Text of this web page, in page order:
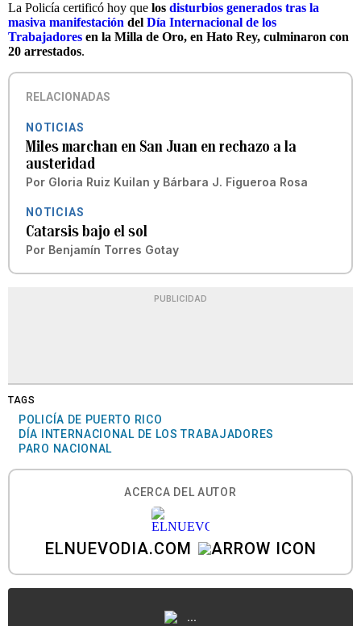
La Policía certificó hoy que los disturbios generados tras la
masiva manifestación del Día Internacional de los
Trabajadores en la Milla de Oro, en Hato Rey, culminaron con
20 arrestados.
RELACIONADAS
NOTICIAS
Miles marchan en San Juan en rechazo a la
austeridad
Por Gloria Ruiz Kuilan y Bárbara J. Figueroa Rosa
NOTICIAS
Catarsis bajo el sol
Por Benjamín Torres Gotay
PUBLICIDAD
TAGS
POLICÍA DE PUERTO RICO
DÍA INTERNACIONAL DE LOS TRABAJADORES
PARO NACIONAL
ACERCA DEL AUTOR
ELNUEVODIA.COM
...